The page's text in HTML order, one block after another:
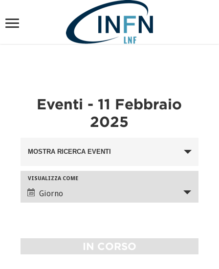
Eventi - 11 Febbraio
2025
Ricerca
e
viste
Navigazione
MOSTRA RICERCA EVENTI
Evento
Viste
Navigazione
VISUALIZZA COME
Giorno
IN CORSO